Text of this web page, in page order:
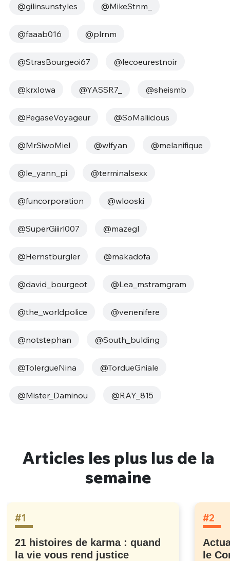
@gilinsunstyles @MikeStnm_
@faaab016 @plrnm
@StrasBourgeoi67 @lecoeurestnoir
@krxlowa @YASSR7_ @sheismb
@PegaseVoyageur @SoMaliicious
@MrSiwoMiel @wlfyan @melanifique
@le_yann_pi @terminalsexx
@funcorporation @wlooski
@SuperGiiirl007 @mazegl
@Hernstburgler @makadofa
@david_bourgeot @Lea_mstramgram
@the_worldpolice @venenifere
@notstephan @South_bulding
@TolergueNina @TordueGniale
@Mister_Daminou @RAY_815
Articles les plus lus de la
semaine
#1
21 histoires de karma : quand
la vie vous rend justice
#2
le